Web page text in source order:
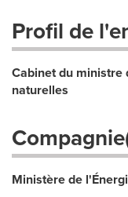
Profil de
Cabinet du ministre
naturelles
Ministère de